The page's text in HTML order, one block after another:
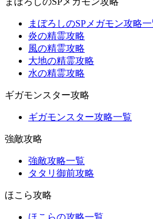
まぼろしのSPメガモン攻略
炎の精霊攻略
風の精霊攻略
大地の精霊攻略
水の精霊攻略
ギガモンスター攻略
ギガモンスター攻略一覧
強敵攻略
強敵攻略一覧
タタリ御前攻略
ほこら攻略
ほこらの攻略一覧